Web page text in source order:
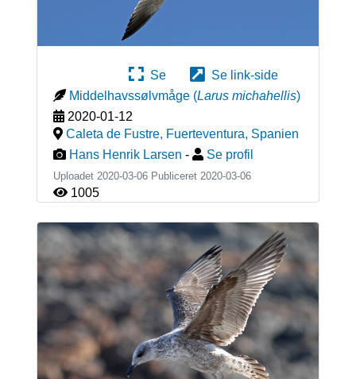
Se
Se link-side
Middelhavssølvmåge (Larus michahellis)
2020-01-12
Caleta de Fustre, Fuerteventura, Spanien
Hans Henrik Larsen - Se profil
Uploadet 2020-03-06 Publiceret 2020-03-06
1005